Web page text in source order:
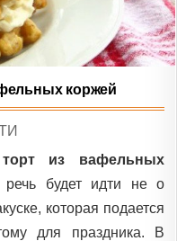
коржей
торт из вафельных
будет идти не о
которая подается
для праздника. В